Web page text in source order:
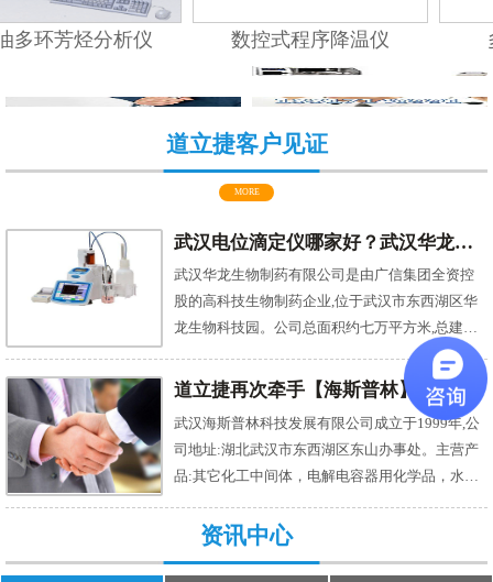
多环芳烃分析仪 数控式程序降温仪
道立捷客户见证
MORE
武汉电位滴定仪哪家好？武汉华龙首选湖北道立捷
武汉华龙生物制药有限公司是由广信集团全资控
股的高科技生物制药企业,位于武汉市东西湖区华
龙生物科技园。公司总面积约七万平方米,总建筑
面积近两万平方米。是一家专业生产中西药制
剂、生化药品、化学原料药及中药前处理的高新
技术企业。 自动电位滴定仪AT-710S是京都电子公
司(KEM)融合当今最先进的技术制成的新一代自动
滴定仪AT系列产品，具有灵活的操控和紧凑的结
构。 作为公司的领导你有没有这样的烦恼？测量
精准吗？分析仪器市场鱼龙混杂，但是大家要知
道好仪器都是需要精心挑选啊，如此复杂的比价
过程大家真的受得了吗？武汉华龙生物的领导之
道立捷再次牵手【海斯普林】的秘诀：服务为本，精诚合作
武汉海斯普林科技发展有限公司成立于1999年,公
司地址:湖北武汉市东西湖区东山办事处。主营产
品:其它化工中间体，电解电容器用化学品，水性
仪，用于定量和定性分析外，还能测定样品在固
资讯中心